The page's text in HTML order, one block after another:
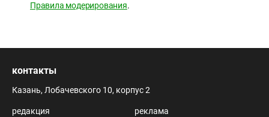
Правила модерирования.
контакты
Казань, Лобачевского 10, корпус 2
редакция
реклама